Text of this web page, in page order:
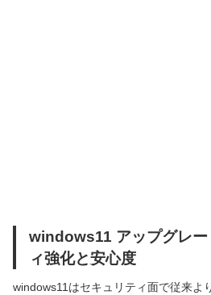
windows11 アップグレー
ィ強化と安心度
windows11はセキュリティ面で従来よ